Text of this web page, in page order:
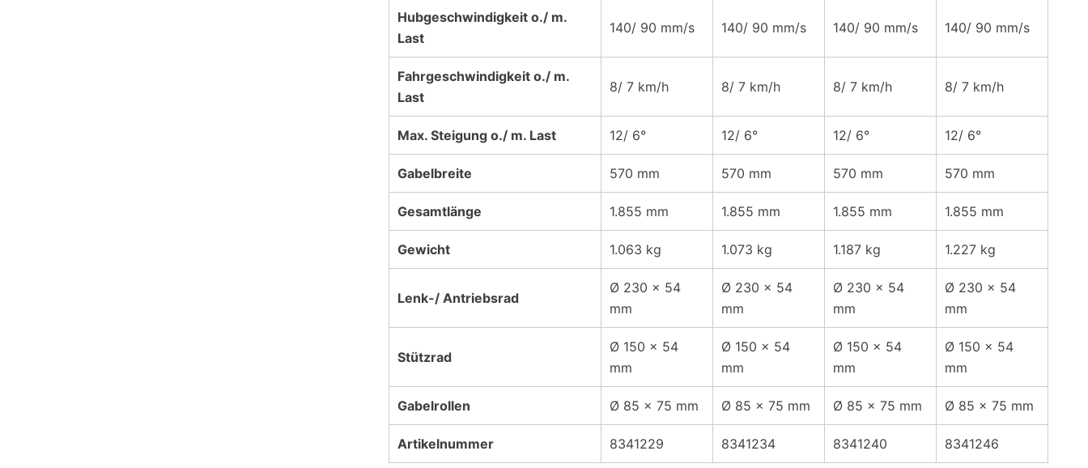
Hubgeschwindigkeit o./ m.
Last
140/ 90 mm/s 140/ 90 mm/s 140/ 90 mm/s 140/ 90 mm/s
Fahrgeschwindigkeit o./ m.
Last
8/ 7 km/h 8/ 7 km/h 8/ 7 km/h 8/ 7 km/h
Max. Steigung o./ m. Last 12/ 6° 12/ 6° 12/ 6° 12/ 6°
Gabelbreite 570 mm 570 mm 570 mm 570 mm
Gesamtlänge 1.855 mm 1.855 mm 1.855 mm 1.855 mm
Gewicht 1.063 kg 1.073 kg 1.187 kg 1.227 kg
Lenk-/ Antriebsrad
Ø 230 x 54
mm
Ø 230 x 54
mm
Ø 230 x 54
mm
Ø 230 x 54
mm
Stützrad
Ø 150 x 54
mm
Ø 150 x 54
mm
Ø 150 x 54
mm
Ø 150 x 54
mm
Gabelrollen Ø 85 x 75 mm Ø 85 x 75 mm Ø 85 x 75 mm Ø 85 x 75 mm
Artikelnummer 8341229 8341234 8341240 8341246